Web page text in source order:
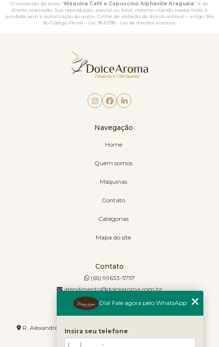
O conteúdo do texto " Máquina Café e Capuccino Alphaville Araguaia" é de
direito reservado. Sua reprodução, parcial ou total, mesmo citando nossos links, é
proibida sem a autorização do autor. Crime de violação de direito autoral – artigo 184
do Código Penal – Lei 9610/98 - Lei de direitos autorais.
Navegação
Home
Quem somos
Máquinas
Contato
Categorias
Mapa do site
Contato
(65) 99633-5757
atendimento@dolcearoma.com.br
Endereço
R. Alexandre de Barros, 1730 - Jordão - Cuiabá - MT - 78085-636
Olá! Fale agora pelo WhatsApp
Insira seu telefone